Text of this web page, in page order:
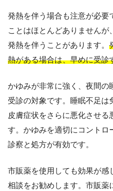
発熱を伴う場合も注意が必要
ことはほとんどありませんが
発熱を伴うことがあります。
熱がある場合は、早めに受診
かゆみが非常に強く、夜間の
受診の対象です。睡眠不足は
皮膚症状をさらに悪化させる
す。かゆみを適切にコントロ
診察と処方が有効です。
市販薬を使用しても効果が感
相談をお勧めします。市販薬